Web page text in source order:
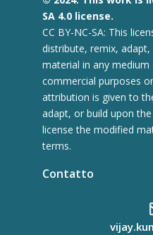
SA 4.0 license.
CC BY-NC-SA: This
distribute, remix,
material in any
commercial purposes
attribution is given to
adapt, or build upon
license the modified
terms.
Contatto